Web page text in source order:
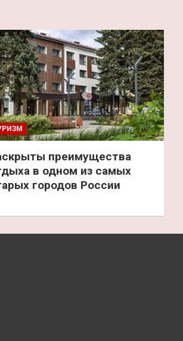
преимущества
в одном из самых
городов России